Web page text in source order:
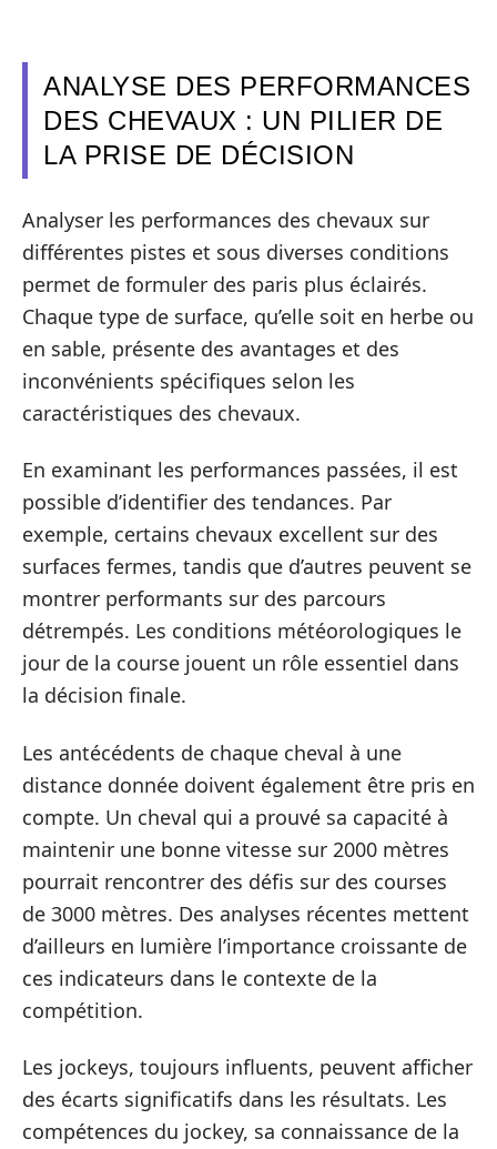
ANALYSE DES PERFORMANCES
DES CHEVAUX : UN PILIER DE
LA PRISE DE DÉCISION
Analyser les performances des chevaux sur
différentes pistes et sous diverses conditions
permet de formuler des paris plus éclairés.
Chaque type de surface, qu’elle soit en herbe ou
en sable, présente des avantages et des
inconvénients spécifiques selon les
caractéristiques des chevaux.
En examinant les performances passées, il est
possible d’identifier des tendances. Par
exemple, certains chevaux excellent sur des
surfaces fermes, tandis que d’autres peuvent se
montrer performants sur des parcours
détrempés. Les conditions météorologiques le
jour de la course jouent un rôle essentiel dans
la décision finale.
Les antécédents de chaque cheval à une
distance donnée doivent également être pris en
compte. Un cheval qui a prouvé sa capacité à
maintenir une bonne vitesse sur 2000 mètres
pourrait rencontrer des défis sur des courses
de 3000 mètres. Des analyses récentes mettent
d’ailleurs en lumière l’importance croissante de
ces indicateurs dans le contexte de la
compétition.
Les jockeys, toujours influents, peuvent afficher
des écarts significatifs dans les résultats. Les
compétences du jockey, sa connaissance de la